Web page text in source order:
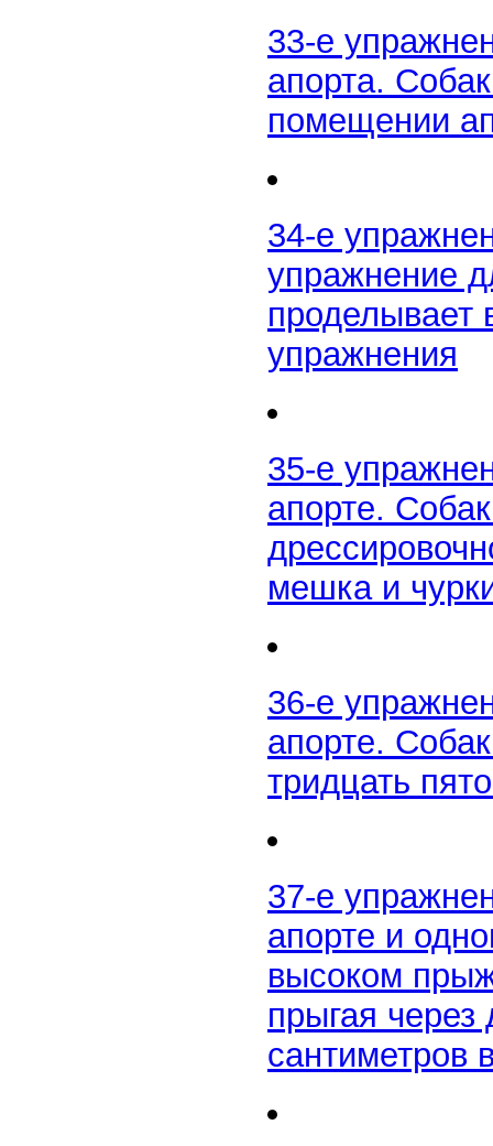
33-е
апорта.
помещении
34-е
упражнение
проделывает
упражнения
35-е
апорте.
мешка и
36-е
апорте.
тридцать
37-е
апорте и
высоком
прыгая
сантиметров